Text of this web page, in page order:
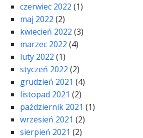
czerwiec 2022 (1)
maj 2022 (2)
kwiecień 2022 (3)
marzec 2022 (4)
luty 2022 (1)
styczeń 2022 (2)
grudzień 2021 (4)
listopad 2021 (2)
październik 2021 (1)
wrzesień 2021 (2)
sierpień 2021 (2)